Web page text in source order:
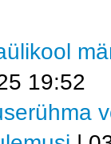
19:52